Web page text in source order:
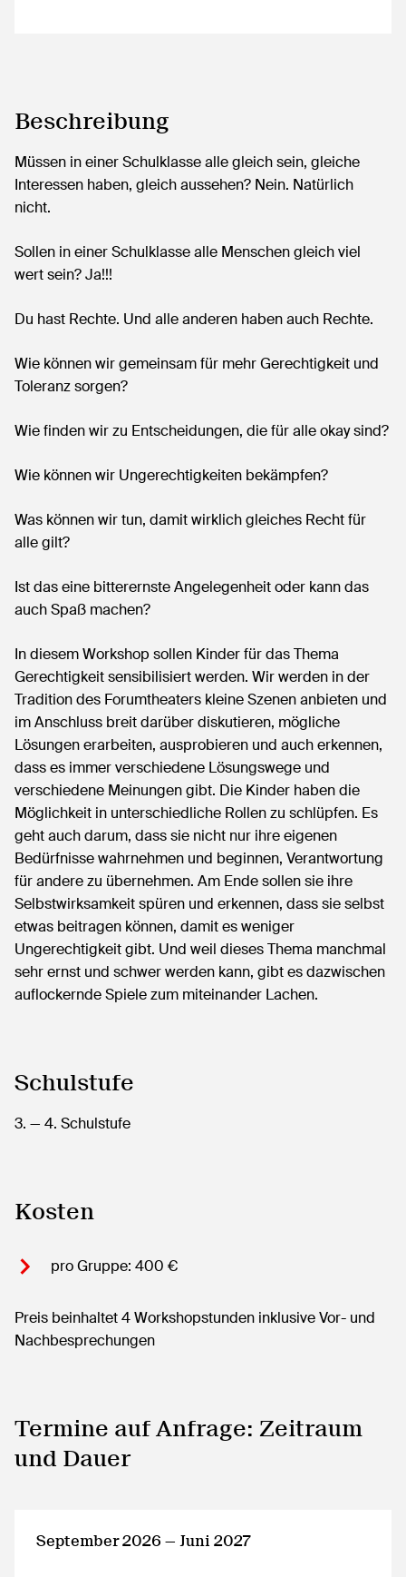
Beschreibung
Müssen in einer Schulklasse alle gleich sein, gleiche
Interessen haben, gleich aussehen? Nein. Natürlich
nicht.
Sollen in einer Schulklasse alle Menschen gleich viel
wert sein? Ja!!!
Du hast Rechte. Und alle anderen haben auch Rechte.
Wie können wir gemeinsam für mehr Gerechtigkeit und
Toleranz sorgen?
Wie finden wir zu Entscheidungen, die für alle okay sind?
Wie können wir Ungerechtigkeiten bekämpfen?
Was können wir tun, damit wirklich gleiches Recht für
alle gilt?
Ist das eine bitterernste Angelegenheit oder kann das
auch Spaß machen?
In diesem Workshop sollen Kinder für das Thema
Gerechtigkeit sensibilisiert werden. Wir werden in der
Tradition des Forumtheaters kleine Szenen anbieten und
im Anschluss breit darüber diskutieren, mögliche
Lösungen erarbeiten, ausprobieren und auch erkennen,
dass es immer verschiedene Lösungswege und
verschiedene Meinungen gibt. Die Kinder haben die
Möglichkeit in unterschiedliche Rollen zu schlüpfen. Es
geht auch darum, dass sie nicht nur ihre eigenen
Bedürfnisse wahrnehmen und beginnen, Verantwortung
für andere zu übernehmen. Am Ende sollen sie ihre
Selbstwirksamkeit spüren und erkennen, dass sie selbst
etwas beitragen können, damit es weniger
Ungerechtigkeit gibt. Und weil dieses Thema manchmal
sehr ernst und schwer werden kann, gibt es dazwischen
auflockernde Spiele zum miteinander Lachen.
Schulstufe
3. — 4. Schulstufe
Kosten
pro Gruppe: 400 €
Preis beinhaltet 4 Workshopstunden inklusive Vor- und
Nachbesprechungen
Termine auf Anfrage: Zeitraum
und Dauer
September 2026 — Juni 2027